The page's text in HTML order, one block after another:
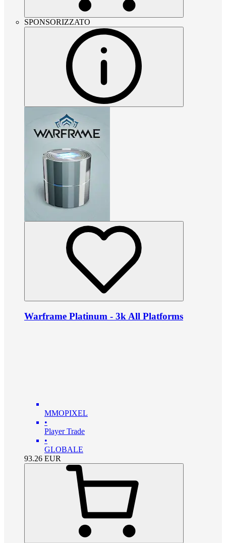
SPONSORIZZATO
Warframe Platinum - 3k All Platforms
MMOPIXEL
•
Player Trade
•
GLOBALE
93.26 EUR